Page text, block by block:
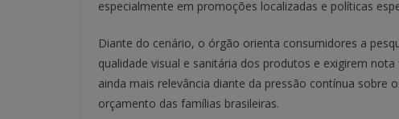
especialmente em promoções localizadas e políticas
Diante do cenário, o órgão orienta consumidores a
qualidade visual e sanitária dos produtos e exigirem
ainda mais relevância diante da pressão contínua
orçamento das famílias brasileiras.